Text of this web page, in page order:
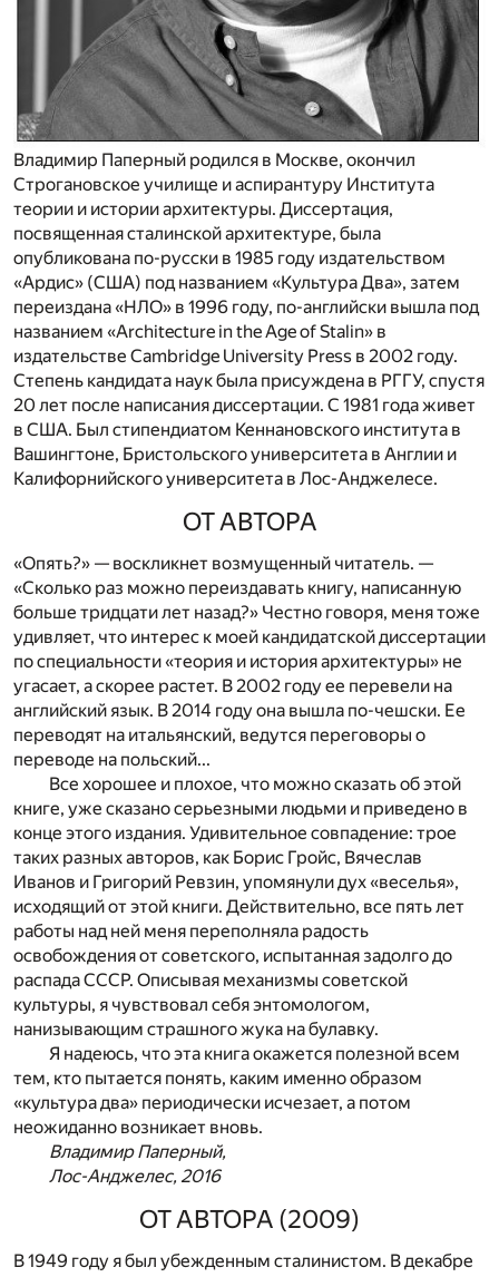
Владимир Паперный родился в Москве, окончил
Строгановское училище и аспирантуру Института
теории и истории архитектуры. Диссертация,
посвященная сталинской архитектуре, была
опубликована по-русски в 1985 году издательством
«Ардис» (США) под названием «Культура Два», затем
переиздана «НЛО» в 1996 году, по-английски вышла под
названием «Architecture in the Age of Stalin» в
издательстве Cambridge University Press в 2002 году.
Степень кандидата наук была присуждена в РГГУ, спустя
20 лет после написания диссертации. С 1981 года живет
в США. Был стипендиатом Кеннановского института в
Вашингтоне, Бристольского университета в Англии и
Калифорнийского университета в Лос-Анджелесе.
ОТ АВТОРА
«Опять?» — воскликнет возмущенный читатель. —
«Сколько раз можно переиздавать книгу, написанную
больше тридцати лет назад?» Честно говоря, меня тоже
удивляет, что интерес к моей кандидатской диссертации
по специальности «теория и история архитектуры» не
угасает, а скорее растет. В 2002 году ее перевели на
английский язык. В 2014 году она вышла по-чешски. Ее
переводят на итальянский, ведутся переговоры о
переводе на польский...
Все хорошее и плохое, что можно сказать об этой
книге, уже сказано серьезными людьми и приведено в
конце этого издания. Удивительное совпадение: трое
таких разных авторов, как Борис Гройс, Вячеслав
Иванов и Григорий Ревзин, упомянули дух «веселья»,
исходящий от этой книги. Действительно, все пять лет
работы над ней меня переполняла радость
освобождения от советского, испытанная задолго до
распада СССР. Описывая механизмы советской
культуры, я чувствовал себя энтомологом,
нанизывающим страшного жука на булавку.
Я надеюсь, что эта книга окажется полезной всем
тем, кто пытается понять, каким именно образом
«культура два» периодически исчезает, а потом
неожиданно возникает вновь.
Владимир Паперный,
Лос-Анджелес, 2016
ОТ АВТОРА (2009)
В 1949 году я был убежденным сталинистом. В декабре